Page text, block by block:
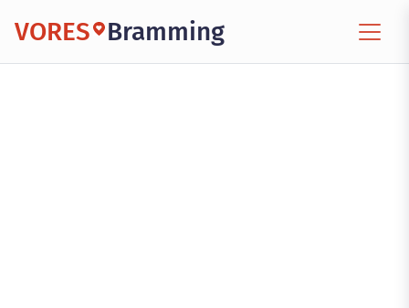
VORES Bramming